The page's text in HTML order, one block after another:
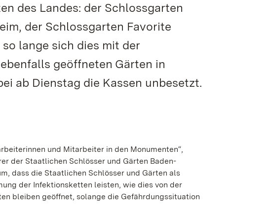
des Landes: der Schlossgarten
der Schlossgarten Favorite
lange sich dies mit der
geöffneten Gärten in
ab Dienstag die Kassen unbesetzt.
und Mitarbeiter in den Monumenten“,
der Staatlichen Schlösser und Gärten Baden-
dass die Staatlichen Schlösser und Gärten als
der Infektionsketten leisten, wie dies von der
bleiben geöffnet, solange die Gefährdungssituation